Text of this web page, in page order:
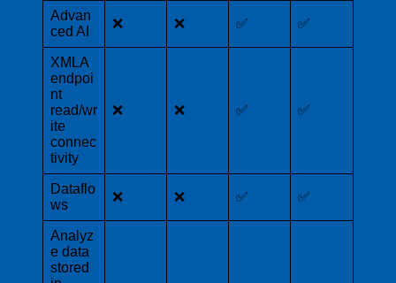
Advan
ced AI
❌ ❌ ✅ ✅
XMLA
endpoi
nt
read/wr
ite
connec
tivity
❌ ❌ ✅ ✅
Dataflo
ws
❌ ❌ ✅ ✅
Analyz
e data
stored